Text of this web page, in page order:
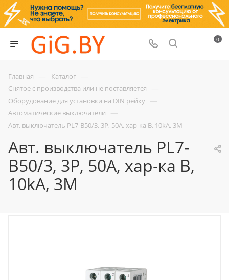
0
Главная — Каталог —
Снятое с производства или не поставляется —
Оборудование для установки на DIN рейку —
Автоматические выключатели —
Авт. выключатель PL7-B50/3, 3P, 50A, хар-ка B, 10kA, 3M
Авт. выключатель PL7-
B50/3, 3P, 50A, хар-ка B,
10kA, 3M